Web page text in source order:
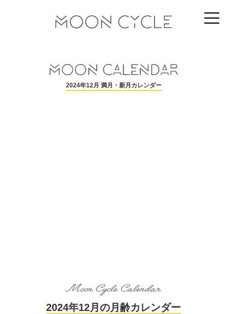
2024年12月 満月・新月カレンダー
2024年12月の月齢カレンダー